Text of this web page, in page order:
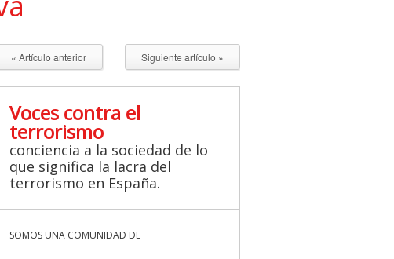
« Artículo anterior Siguiente artículo »
Voces contra el
terrorismo
conciencia a la sociedad de lo
que significa la lacra del
terrorismo en España.
SOMOS UNA COMUNIDAD DE